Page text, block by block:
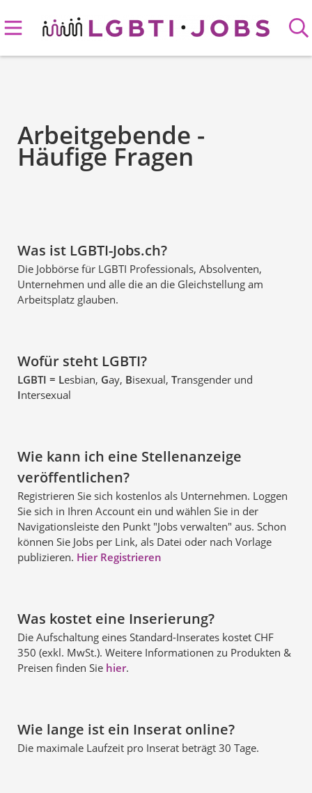
Arbeitgebende -
Häufige Fragen
Was ist LGBTI-Jobs.ch?
Die Jobbörse für LGBTI Professionals, Absolventen,
Unternehmen und alle die an die Gleichstellung am
Arbeitsplatz glauben.
Wofür steht LGBTI?
LGBTI = Lesbian, Gay, Bisexual, Transgender und
Intersexual
Wie kann ich eine Stellenanzeige
veröffentlichen?
Registrieren Sie sich kostenlos als Unternehmen. Loggen
Sie sich in Ihren Account ein und wählen Sie in der
Navigationsleiste den Punkt "Jobs verwalten" aus. Schon
können Sie Jobs per Link, als Datei oder nach Vorlage
publizieren. Hier Registrieren
Was kostet eine Inserierung?
Die Aufschaltung eines Standard-Inserates kostet CHF
350 (exkl. MwSt.). Weitere Informationen zu Produkten &
Preisen finden Sie hier.
Wie lange ist ein Inserat online?
Die maximale Laufzeit pro Inserat beträgt 30 Tage.